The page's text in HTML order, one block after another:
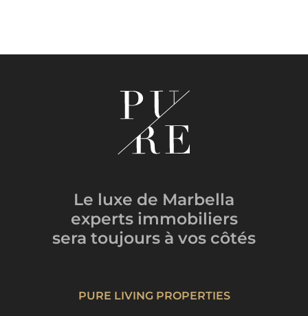
Le luxe de Marbella
experts immobiliers
sera toujours à vos côtés
PURE LIVING PROPERTIES